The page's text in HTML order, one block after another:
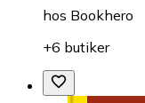
hos Bookhero
+6 butiker